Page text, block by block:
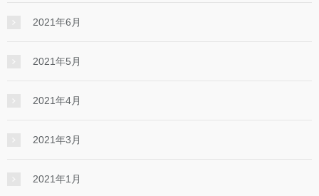
2021年6月
2021年5月
2021年4月
2021年3月
2021年1月